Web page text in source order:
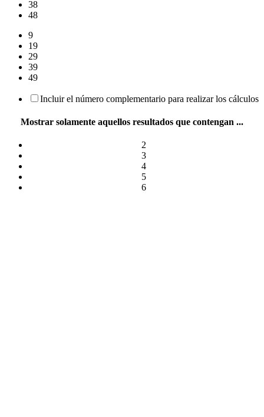
38
48
9
19
29
39
49
Incluir el número complementario para realizar los cálculos
Mostrar solamente aquellos resultados que contengan ...
2
3
4
5
6